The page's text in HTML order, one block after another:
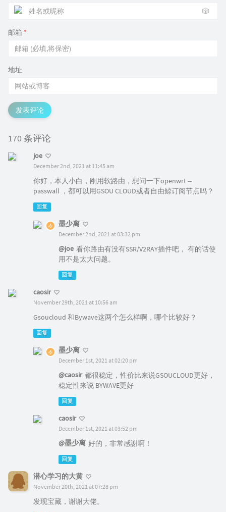
🎲
邮箱 *
地址
发表评论
170 条评论
joe
December 2nd, 2021 at 11:45 am
你好，本人小白，刚用软路由，想问一下openwrt --
passwall ，都可以用GSOU CLOUD或者自由鲸订阅节点吗？
回复
墨少离
December 2nd, 2021 at 03:32 pm
@joe 看你路由有没有SSR/V2RAY插件吧， 有的话使
用不是太大问题。
回复
caosir
November 29th, 2021 at 10:56 am
Gsoucloud 和Bywave这两个怎么样啊，哪个比较好？
回复
墨少离
December 1st, 2021 at 02:20 pm
@caosir 都很稳定，性价比来说GSOUCLOUD更好，
稳定性来说 BYWAVE更好
回复
caosir
December 1st, 2021 at 03:52 pm
@墨少离 好的，非常感謝啊！
回复
潜心学习的大黄
November 20th, 2021 at 07:28 pm
发现宝藏，谢谢大佬。